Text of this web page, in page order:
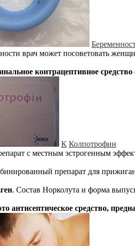
врач может посоветовать
контрацептивное
К Колпотрофин
с местным эстрогенным
препарат для
. Состав Норколута и форма
антисептическое средство,